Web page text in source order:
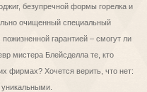
безупречной формы горелка и
очищенный специальный
пожизненной гарантией – смогут ли
мистера Блейсделла те, кто
фирмах? Хочется верить, что нет: